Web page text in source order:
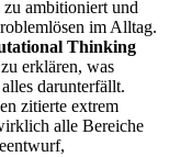
ambitioniert und
im Alltag.
Thinking
erklären, was
darunterfällt.
zitierte extrem
alle Bereiche